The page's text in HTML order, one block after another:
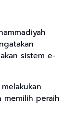
sistem e-
memilih peraih